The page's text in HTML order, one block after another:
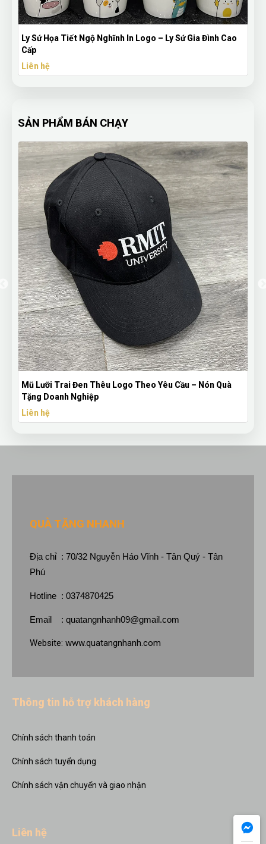
Ly Sứ Họa Tiết Ngộ Nghĩnh In Logo – Ly Sứ Gia Đình Cao
Cấp
Liên hệ
SẢN PHẨM BÁN CHẠY
Mũ Lưỡi Trai Đen Thêu Logo Theo Yêu Cầu – Nón Quà
Tặng Doanh Nghiệp
Liên hệ
QUÀ TẶNG NHANH
Địa chỉ : 70/32 Nguyễn Háo Vĩnh - Tân Quý - Tân
Phú
Hotline : 0374870425
Email : quatangnhanh09@gmail.com
Website: www.quatangnhanh.com
Thông tin hỗ trợ khách hàng
Chính sách thanh toán
Chính sách tuyển dụng
Chính sách vận chuyển và giao nhận
Liên hệ